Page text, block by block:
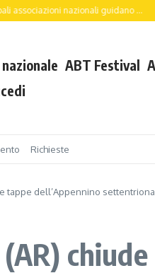
nazionali guidano ... Congresso
ABT Festival
Richieste
tappe dell’Appennino